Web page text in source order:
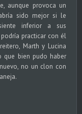
aunque provoca un
sido mejor si le
inferior a sus
practicar con él
Marth y Lucina
que bien pudo haber
no un clon con